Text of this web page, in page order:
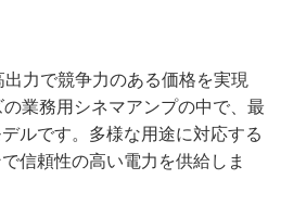
力で競争力のある価格を実現
業務用シネマアンプの中で、最
ルです。多様な用途に対応する
信頼性の高い電力を供給しま